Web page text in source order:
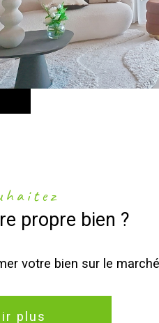
propre bien ?
votre bien sur le
plus